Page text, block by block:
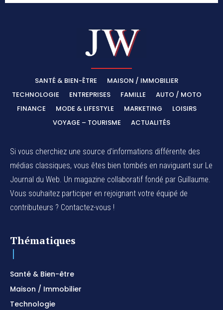
SANTÉ & BIEN-ÊTRE
MAISON / IMMOBILIER
TECHNOLOGIE
ENTREPRISES FAMILLE
AUTO / MOTO
FINANCE
MODE & LIFESTYLE MARKETING
LOISIRS
VOYAGE – TOURISME
ACTUALITÉS
Si vous cherchiez une source d'informations différente des
médias classiques, vous êtes bien tombés en naviguant sur Le
Journal du Web. Un magazine collaboratif fondé par Guillaume.
Vous souhaitez participer en rejoignant votre équipé de
contributeurs ? Contactez-vous !
Thématiques
Santé & Bien-être
Maison / Immobilier
Technologie